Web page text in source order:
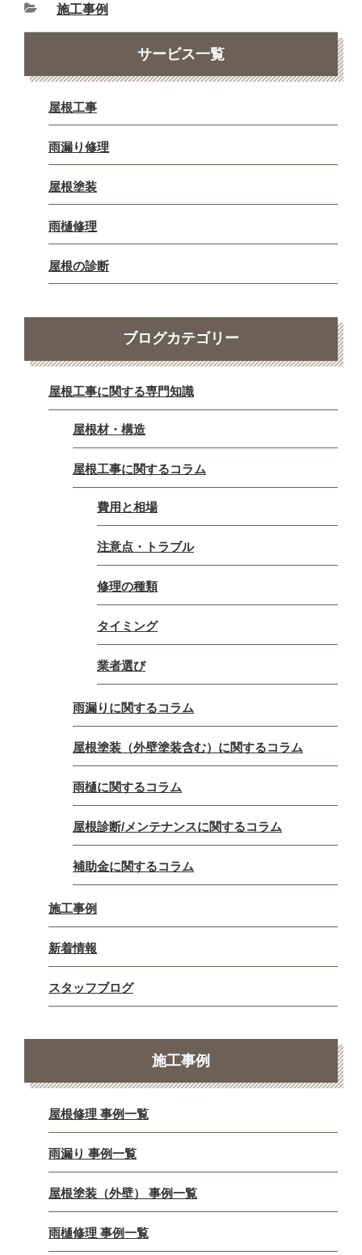
施工事例
サービス一覧
屋根工事
雨漏り修理
屋根塗装
雨樋修理
屋根の診断
ブログカテゴリー
屋根工事に関する専門知識
屋根材・構造
屋根工事に関するコラム
費用と相場
注意点・トラブル
修理の種類
タイミング
業者選び
雨漏りに関するコラム
屋根塗装（外壁塗装含む）に関するコラム
雨樋に関するコラム
屋根診断/メンテナンスに関するコラム
補助金に関するコラム
施工事例
新着情報
スタッフブログ
施工事例
屋根修理 事例一覧
雨漏り 事例一覧
屋根塗装（外壁） 事例一覧
雨樋修理 事例一覧